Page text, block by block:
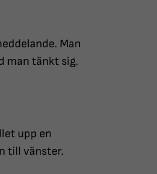
Man
man tänkt sig.
upp en
till vänster.